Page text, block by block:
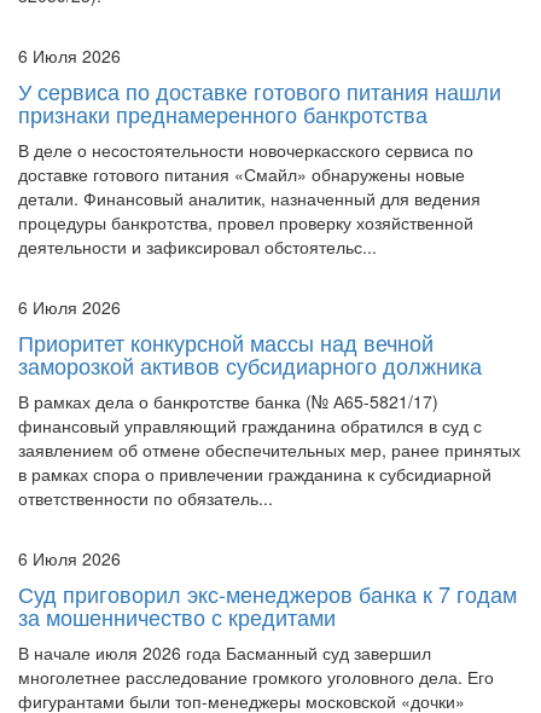
6 Июля 2026
У сервиса по доставке готового питания нашли
признаки преднамеренного банкротства
В деле о несостоятельности новочеркасского сервиса по
доставке готового питания «Смайл» обнаружены новые
детали. Финансовый аналитик, назначенный для ведения
процедуры банкротства, провел проверку хозяйственной
деятельности и зафиксировал обстоятельс...
6 Июля 2026
Приоритет конкурсной массы над вечной
заморозкой активов субсидиарного должника
В рамках дела о банкротстве банка (№ А65-5821/17)
финансовый управляющий гражданина обратился в суд с
заявлением об отмене обеспечительных мер, ранее принятых
в рамках спора о привлечении гражданина к субсидиарной
ответственности по обязатель...
6 Июля 2026
Суд приговорил экс-менеджеров банка к 7 годам
за мошенничество с кредитами
В начале июля 2026 года Басманный суд завершил
многолетнее расследование громкого уголовного дела. Его
фигурантами были топ-менеджеры московской «дочки»